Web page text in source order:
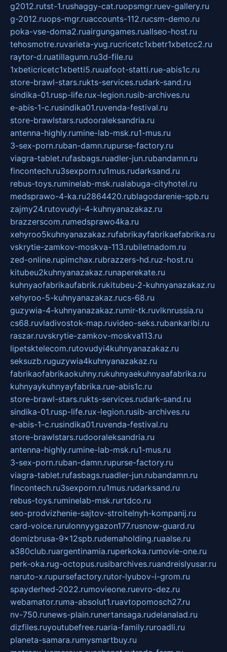
g2012.rutst-1.rushaggy-cat.ruopsmgr.ruev-gallery.ru
g-2012.ruops-mgr.ruaccounts-112.rucsm-demo.ru
poka-vse-doma2.ruairgungames.ruallseo-host.ru
tehosmotre.ruvarieta-yug.rucricetc1xbetr1xbetcc2.ru
raytor-d.ruatillagunn.ru3d-file.ru
1xbeticricetc1xbetti5.ruuafoot-statti.rue-abis1c.ru
store-brawl-stars.rukts-services.rudark-sand.ru
sindika-01.rusp-life.rux-legion.rusib-archives.ru
e-abis-1-c.rusindika01.ruvenda-festival.ru
store-brawlstars.rudooraleksandria.ru
antenna-highly.rumine-lab-msk.ru1-mus.ru
3-sex-porn.ruban-damn.rupurse-factory.ru
viagra-tablet.rufasbags.ruadler-jun.rubandamn.ru
fincontech.ru3sexporn.ru1mus.rudarksand.ru
rebus-toys.ruminelab-msk.rualabuga-cityhotel.ru
medsprawo-4-ka.ru2864420.rublagodarenie-spb.ru
zajmy24.rutovudyi-4-kuhnyanazakaz.ru
brazzerscom.rumedsprawo4ka.ru
xehyroo5kuhnyanazakaz.rufabrikayfabrikaefabrika.ru
vskrytie-zamkov-moskva-113.rubiletnadom.ru
zed-online.rupimchax.rubrazzers-hd.ruz-host.ru
kitubeu2kuhnyanazakaz.runaperekate.ru
kuhnyaofabrikaufabrik.rukitubeu-2-kuhnyanazakaz.ru
xehyroo-5-kuhnyanazakaz.rucs-68.ru
guzywia-4-kuhnyanazakaz.rumir-tk.ruvlknrussia.ru
cs68.ruvladivostok-map.ruvideo-seks.rubankaribi.ru
raszar.ruvskrytie-zamkov-moskva113.ru
lipetsktelecom.rutovudyi4kuhnyanazakaz.ru
seksuzb.ruguzywia4kuhnyanazakaz.ru
fabrikaofabrikaokuhny.rukuhnyaekuhnyaafabrika.ru
kuhnyaykuhnyayfabrika.rue-abis1c.ru
store-brawl-stars.rukts-services.rudark-sand.ru
sindika-01.rusp-life.rux-legion.rusib-archives.ru
e-abis-1-c.rusindika01.ruvenda-festival.ru
store-brawlstars.rudooraleksandria.ru
antenna-highly.rumine-lab-msk.ru1-mus.ru
3-sex-porn.ruban-damn.rupurse-factory.ru
viagra-tablet.rufasbags.ruadler-jun.rubandamn.ru
fincontech.ru3sexporn.ru1mus.rudarksand.ru
rebus-toys.ruminelab-msk.rurtdco.ru
seo-prodvizhenie-sajtov-stroitelnyh-kompanij.ru
card-voice.rurulonnyygazon177.rusnow-guard.ru
domizbrusa-9x12spb.rudemaholding.ruaalse.ru
a380club.ruargentinamia.ruperkoka.rumovie-one.ru
perk-oka.rug-octopus.rusibarchives.ruandreislyusar.ru
naruto-x.rupursefactory.rutor-lyubov-i-grom.ru
spayderhed-2022.rumovieone.ruevro-dez.ru
webamator.ruma-absolut1.ruavtopomosch27.ru
nv-750.runews-plain.runertansaga.rudelanalad.ru
dizfiles.ruyoutubefree.ruaria-family.ruroadli.ru
planeta-samara.rumysmartbuy.ru